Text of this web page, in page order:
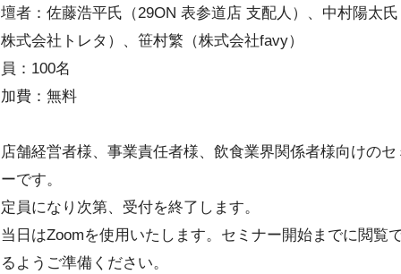
者：佐藤浩平氏（29ON 表参道店 支配人）、中村陽太氏
式会社トレタ）、笹村繁（株式会社favy）
：100名
費：無料
舗経営者様、事業責任者様、飲食業界関係者様向けのセ
です。
員になり次第、受付を終了します。
日はZoomを使用いたします。セミナー開始までに閲覧
ようご準備ください。